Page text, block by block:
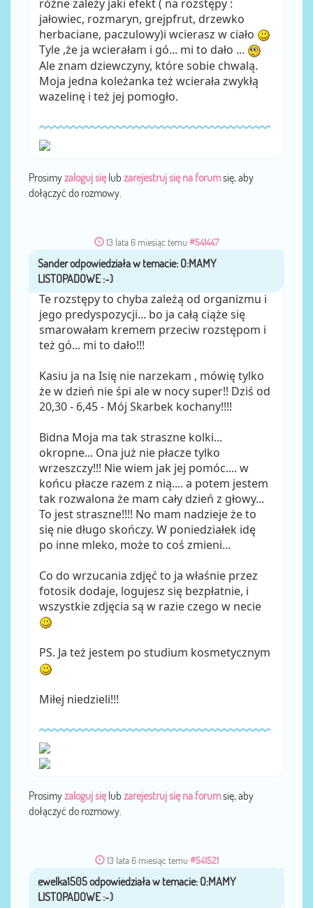
różne zależy jaki efekt ( na rozstępy :
jałowiec, rozmaryn, grejpfrut, drzewko
herbaciane, paczulowy)i wcierasz w ciało
Tyle ,że ja wcierałam i gó... mi to dało ...
Ale znam dziewczyny, które sobie chwalą.
Moja jedna koleżanka też wcierała zwykłą
wazelinę i też jej pomogło.
Prosimyzaloguj sięlub zarejestruj się na forumsię, aby
dołączyć do rozmowy.
13 lata 6 miesiąc temu #541447
przezSander
Te rozstępy to chyba zależą od organizmu i
jego predyspozycji... bo ja całą ciąże się
smarowałam kremem przeciw rozstępom i
też gó... mi to dało!!!
Kasiu ja na Isię nie narzekam , mówię tylko
że w dzień nie śpi ale w nocy super!! Dziś od
20,30 - 6,45 - Mój Skarbek kochany!!!!
Bidna Moja ma tak straszne kolki...
okropne... Ona już nie płacze tylko
wrzeszczy!!! Nie wiem jak jej pomóc.... w
końcu płacze razem z nią.... a potem jestem
tak rozwalona że mam cały dzień z głowy...
To jest straszne!!!! No mam nadzieje że to
się nie długo skończy. W poniedziałek idę
po inne mleko, może to coś zmieni...
Co do wrzucania zdjęć to ja właśnie przez
fotosik dodaje, logujesz się bezpłatnie, i
wszystkie zdjęcia są w razie czego w necie
PS. Ja też jestem po studium kosmetycznym
Miłej niedzieli!!!
Prosimyzaloguj sięlub zarejestruj się na forumsię, aby
dołączyć do rozmowy.
13 lata 6 miesiąc temu #541521
przezewelka1505